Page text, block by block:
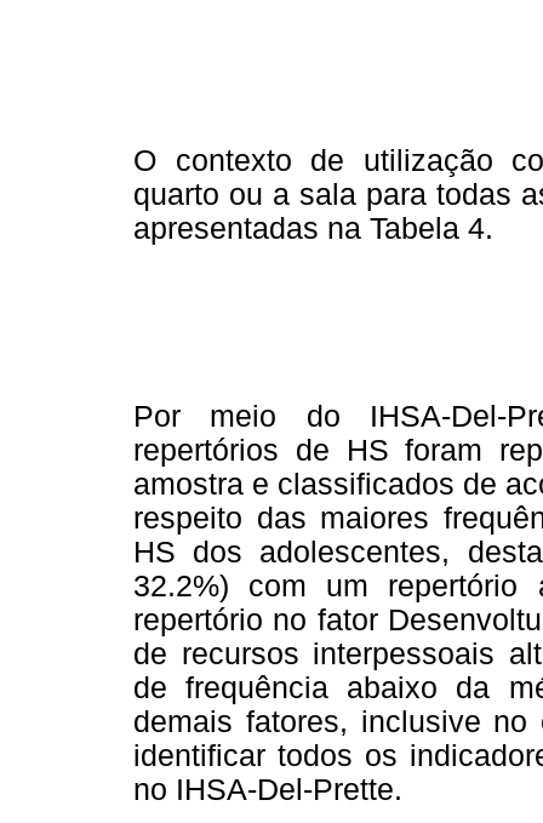
O contexto de utilização
quarto ou a sala para todas
apresentadas na Tabela 4.
Por meio do IHSA-Del-
repertórios de HS foram
amostra e classificados de
respeito das maiores
HS dos adolescentes,
32.2%) com um repertório
repertório no fator
de recursos interpessoais
de frequência abaixo da
demais fatores, inclusive
identificar todos os
no IHSA-Del-Prette.